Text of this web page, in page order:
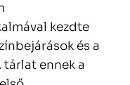
kezdte
és a
tárlat ennek a